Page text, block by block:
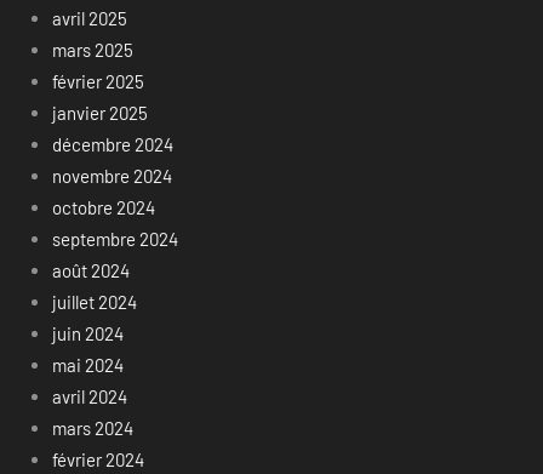
avril 2025
mars 2025
février 2025
janvier 2025
décembre 2024
novembre 2024
octobre 2024
septembre 2024
août 2024
juillet 2024
juin 2024
mai 2024
avril 2024
mars 2024
février 2024